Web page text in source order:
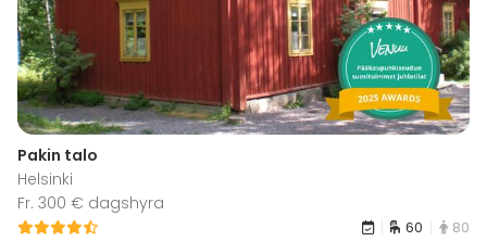
Pakin talo
Helsinki
Fr. 300 € dagshyra
60 80